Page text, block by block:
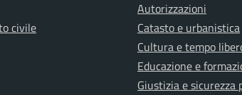
civile
Autorizzazioni
Catasto e urbanistica
Cultura e tempo
Educazione e
Giustizia e sicurezza